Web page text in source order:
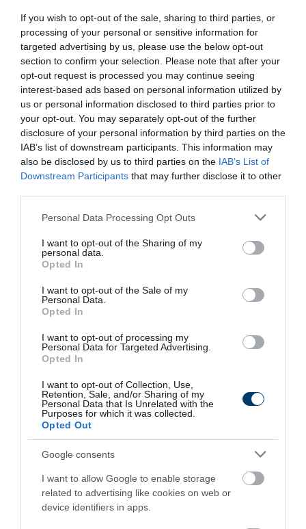
If you wish to opt-out of the sale, sharing to third parties, or
processing of your personal or sensitive information for
targeted advertising by us, please use the below opt-out
section to confirm your selection. Please note that after your
opt-out request is processed you may continue seeing
interest-based ads based on personal information utilized by
us or personal information disclosed to third parties prior to
your opt-out. You may separately opt-out of the further
disclosure of your personal information by third parties on the
IAB’s list of downstream participants. This information may
also be disclosed by us to third parties on the IAB’s List of
Downstream Participants that may further disclose it to other
Please note that this website/app uses one or more Google
not limited to your visit or usage behaviour. You may click to
grant or deny consent to Google and its third-party tags to
use your data for below specified purposes in below Google
consent section.
Personal Data Processing Opt Outs
I want to opt-out of the Sharing of my
personal data.
Opted In
I want to opt-out of the Sale of my
Personal Data.
Opted In
I want to opt-out of processing my
Personal Data for Targeted Advertising.
Opted In
I want to opt-out of Collection, Use,
Retention, Sale, and/or Sharing of my
Personal Data that Is Unrelated with the
Purposes for which it was collected.
Opted Out
Google consents
I want to allow Google to enable storage
related to advertising like cookies on web or
device identifiers in apps.
5 Hidden Signs You Have Worms Inside Your
Body
360 69 219
Tap Your Home Equity Without Touching Your
First Mortgage
322 27 224